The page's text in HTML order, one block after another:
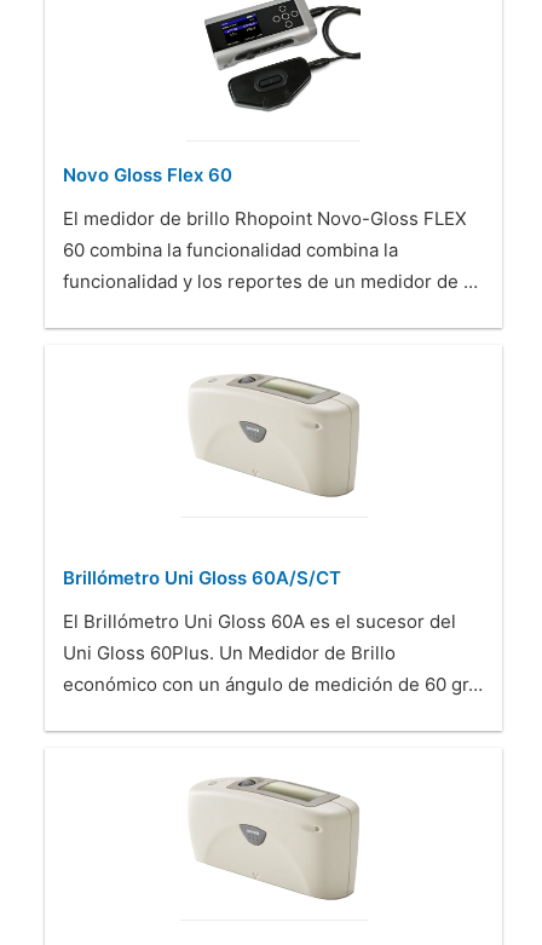
Novo Gloss Flex 60
El medidor de brillo Rhopoint Novo-Gloss FLEX
60 combina la funcionalidad combina la
funcionalidad y los reportes de un medidor de …
Brillómetro Uni Gloss 60A/S/CT
El Brillómetro Uni Gloss 60A es el sucesor del
Uni Gloss 60Plus. Un Medidor de Brillo
económico con un ángulo de medición de 60 gr…